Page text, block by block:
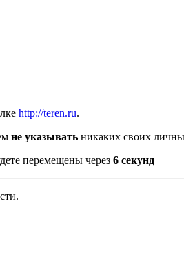
http://teren.ru.
не указывать никаких своих
перемещены через 5 секунд